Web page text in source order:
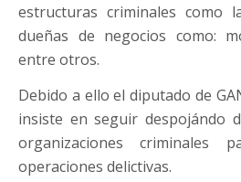
estructuras criminales como
dueñas de negocios como:
entre otros.
Debido a ello el diputado de
insiste en seguir despojándo
organizaciones criminales
operaciones delictivas.